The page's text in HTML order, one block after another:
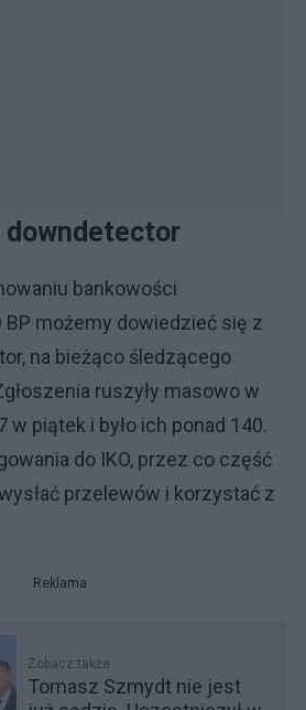
downdetector
bankowości
BP możemy dowiedzieć się z
na bieżąco śledzącego
ruszyły masowo w
w piątek i było ich ponad 140.
do IKO, przez co część
przelewów i korzystać z
Reklama
Zobacz także
Tomasz Szmydt nie jest